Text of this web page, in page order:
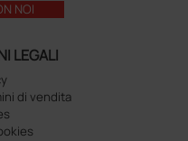
NOI
LEGALI
di vendita